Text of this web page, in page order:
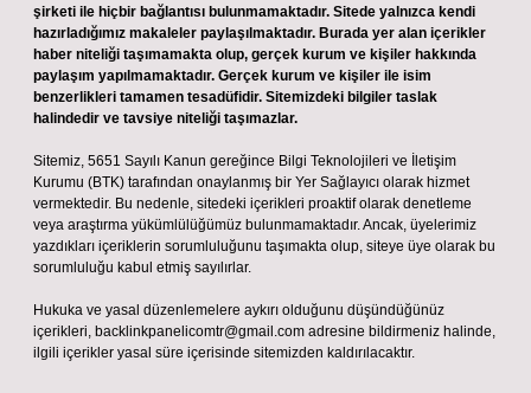
şirketi ile hiçbir bağlantısı bulunmamaktadır. Sitede yalnızca kendi
hazırladığımız makaleler paylaşılmaktadır. Burada yer alan içerikler
haber niteliği taşımamakta olup, gerçek kurum ve kişiler hakkında
paylaşım yapılmamaktadır. Gerçek kurum ve kişiler ile isim
benzerlikleri tamamen tesadüfidir. Sitemizdeki bilgiler taslak
halindedir ve tavsiye niteliği taşımazlar.
Sitemiz, 5651 Sayılı Kanun gereğince Bilgi Teknolojileri ve İletişim
Kurumu (BTK) tarafından onaylanmış bir Yer Sağlayıcı olarak hizmet
vermektedir. Bu nedenle, sitedeki içerikleri proaktif olarak denetleme
veya araştırma yükümlülüğümüz bulunmamaktadır. Ancak, üyelerimiz
yazdıkları içeriklerin sorumluluğunu taşımakta olup, siteye üye olarak bu
sorumluluğu kabul etmiş sayılırlar.
Hukuka ve yasal düzenlemelere aykırı olduğunu düşündüğünüz
içerikleri, backlinkpanelicomtr@gmail.com adresine bildirmeniz halinde,
ilgili içerikler yasal süre içerisinde sitemizden kaldırılacaktır.